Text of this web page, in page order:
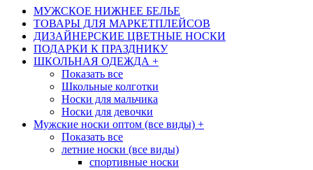
МУЖСКОЕ НИЖНЕЕ БЕЛЬЕ
ТОВАРЫ ДЛЯ МАРКЕТПЛЕЙСОВ
ДИЗАЙНЕРСКИЕ ЦВЕТНЫЕ НОСКИ
ПОДАРКИ К ПРАЗДНИКУ
ШКОЛЬНАЯ ОДЕЖДА +
Показать все
Школьные колготки
Носки для мальчика
Носки для девочки
Мужские носки оптом (все виды) +
Показать все
летние носки (все виды)
спортивные носки